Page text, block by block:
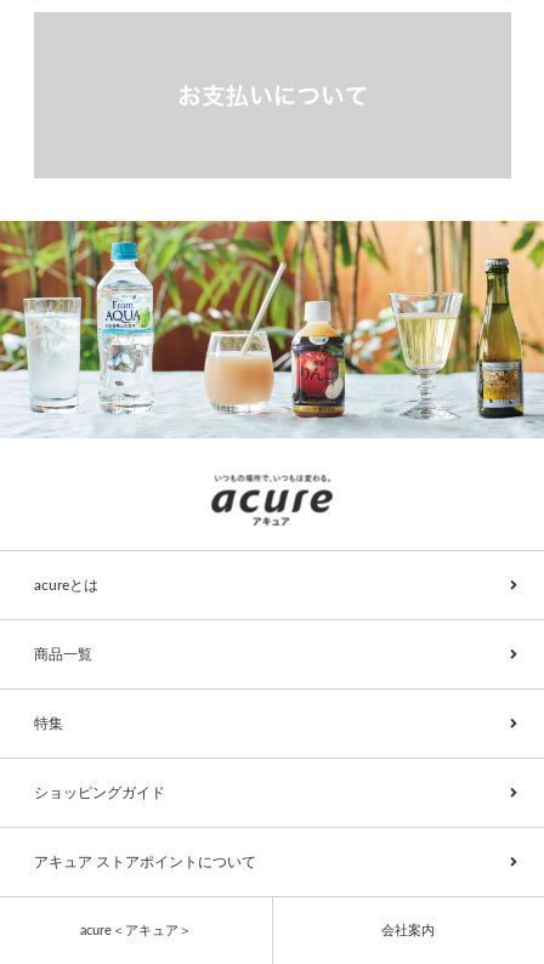
acureとは
商品一覧
特集
ショッピングガイド
アキュア ストアポイントについて
acure＜アキュア＞ 会社案内